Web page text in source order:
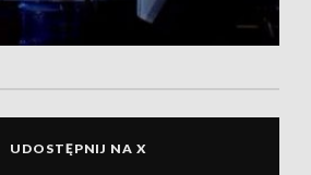
UDOSTĘPNIJ NA X